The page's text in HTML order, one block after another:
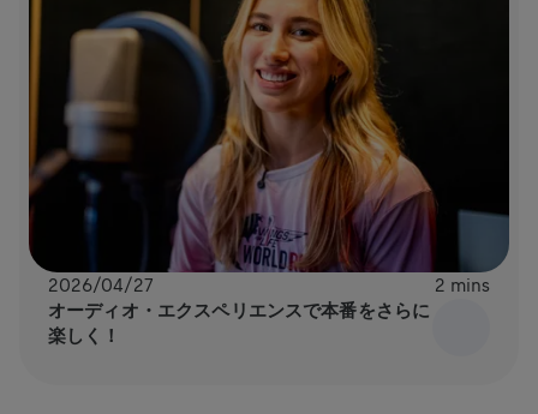
2026/04/27 2 mins
オーディオ・エクスペリエンスで本番をさらに
楽しく！